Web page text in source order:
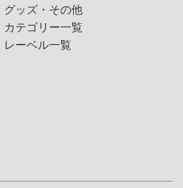
グッズ・その他
カテゴリー一覧
レーベル一覧